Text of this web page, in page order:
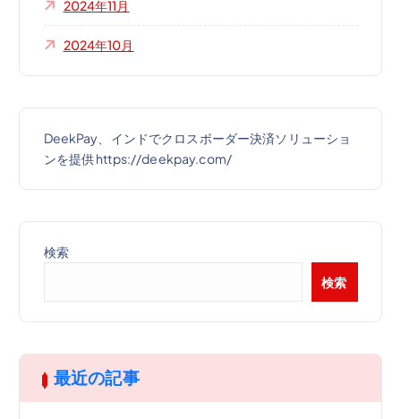
2024年11月
2024年10月
DeekPay、インドでクロスボーダー決済ソリューショ
ンを提供 https://deekpay.com/
検索
検索
最近の記事